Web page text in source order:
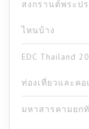
สงกรานต์พระป
ไหนบ้าง
EDC Thailand
ท่องเที่ยวและคอ
มหาสารคามยก